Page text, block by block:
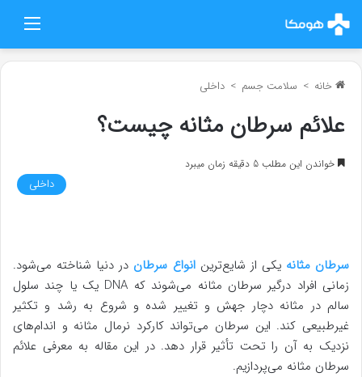
خانه > سلامت جسم > داخلی
علائم سرطان مثانه چیست؟
خواندن این مطلب 5 دقیقه زمان میبرد
داخلی
سرطان مثانه یکی از شایع‌ترینانواع سرطان در دنیا شناخته می‌شود.
زمانی افراد درگیر سرطان مثانه می‌شوند که DNA یک یا چند سلول
سالم در مثانه دچار جهش و تغییر شده و شروع به رشد و تکثیر
غیرطبیعی کند. این سرطان می‌تواند کارکرد نرمال مثانه و اندام‌های
نزدیک به آن را تحت تأثیر قرار دهد. در این مقاله به معرفی علائم
سرطان مثانه می‌پردازیم.